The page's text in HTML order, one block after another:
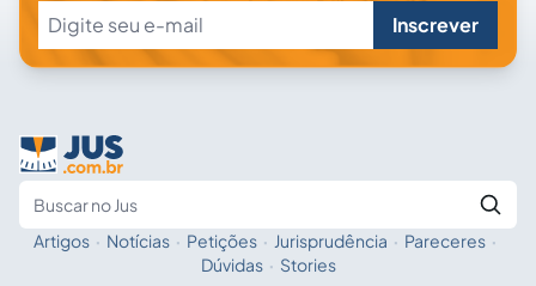
Inscrever
Fale com a IA
Artigos · Notícias · Petições · Jurisprudência · Pareceres ·
Dúvidas · Stories